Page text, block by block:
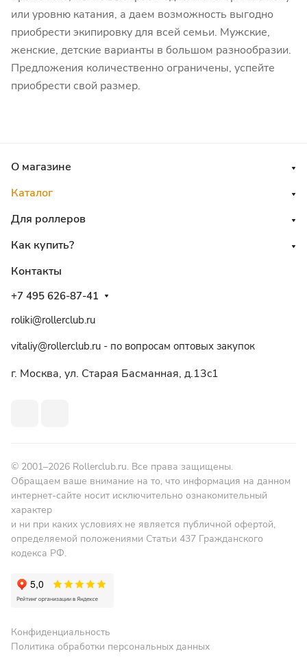
или уровню катания, а даем возможность выгодно
приобрести экипировку для всей семьи. Мужские,
женские, детские варианты в большом разнообразии.
Предложения количественно ограничены, успейте
приобрести свой размер.
О магазине
Каталог
Для роллеров
Как купить?
Контакты
+7 495 626-87-41
roliki@rollerclub.ru
vitaliy@rollerclub.ru - по вопросам оптовых закупок
г. Москва, ул. Старая Басманная, д.13c1
© 2001–2026 Rollerclub.ru. Все права защищены.
Обращаем ваше внимание на то, что информация на данном
интернет-сайте носит исключительно ознакомительный
характер
и ни при каких условиях не является публичной офертой,
определяемой положениями Статьи 437 Гражданского
кодекса РФ.
Конфиденциальность
Политика обработки персональных данных